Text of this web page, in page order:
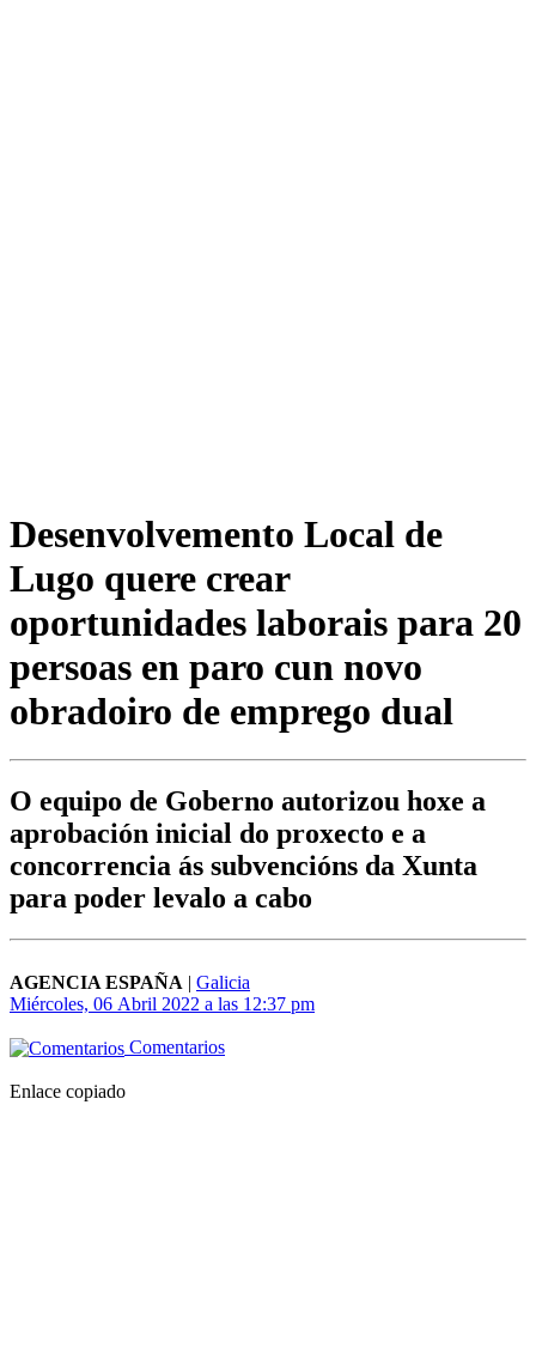
Desenvolvemento Local de
Lugo quere crear
oportunidades laborais para 20
persoas en paro cun novo
obradoiro de emprego dual
O equipo de Goberno autorizou hoxe a
aprobación inicial do proxecto e a
concorrencia ás subvencións da Xunta
para poder levalo a cabo
AGENCIA ESPAÑA | Galicia
Miércoles, 06 Abril 2022 a las 12:37 pm
Comentarios
Enlace copiado